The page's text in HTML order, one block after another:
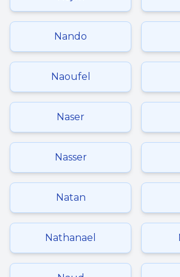
Nando
Naoufel
Naser
Nasser
Natan
Nathanael